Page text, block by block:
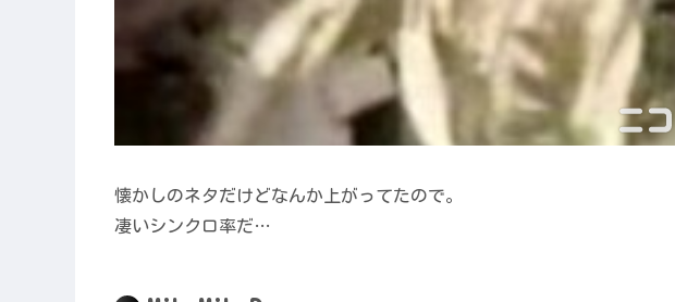
懐かしのネタだけどなんか上がってたので。
凄いシンクロ率だ…